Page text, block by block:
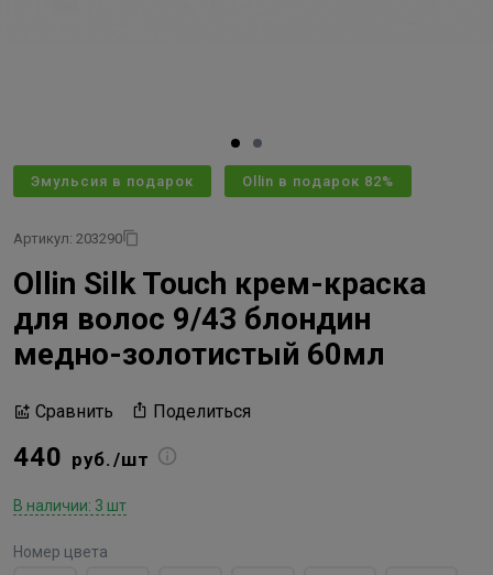
Эмульсия в подарок Ollin в подарок 82%
Артикул: 203290
Ollin Silk Touch крем-краска
для волос 9/43 блондин
медно-золотистый 60мл
Сравнить Поделиться
440 руб./шт
В наличии: 3 шт
Номер цвета